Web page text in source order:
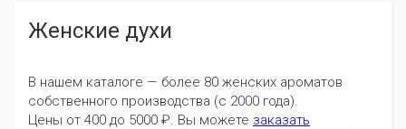
Женские духи
В нашем каталоге — более 80 женских ароматов
собственного производства (с 2000 года).
Цены от 400 до 5000 ₽. Вы можете заказать